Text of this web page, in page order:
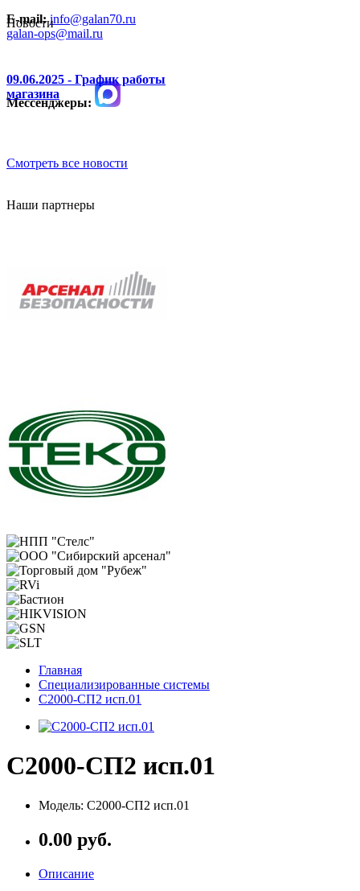
E-mail: info@galan70.ru
galan-ops@mail.ru
Мессенджеры:
Новости
09.06.2025 - График работы
магазина
Смотреть все новости
Наши партнеры
Главная
Специализированные системы
С2000-СП2 исп.01
С2000-СП2 исп.01
Модель: С2000-СП2 исп.01
0.00 руб.
Описание